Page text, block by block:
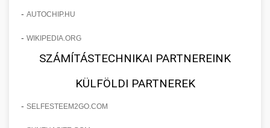
- AUTOCHIP.HU
- WIKIPEDIA.ORG
SZÁMÍTÁSTECHNIKAI PARTNEREINK
KÜLFÖLDI PARTNEREK
- SELFESTEEM2GO.COM